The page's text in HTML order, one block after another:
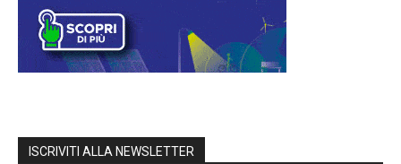
ISCRIVITI ALLA NEWSLETTER